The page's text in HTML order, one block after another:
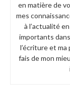
en matière de
mes
à l’actualité
importants
l’écriture et
fais de mon